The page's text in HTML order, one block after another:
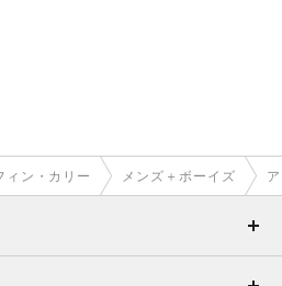
ィン・カリー メンズ＋ボーイズ